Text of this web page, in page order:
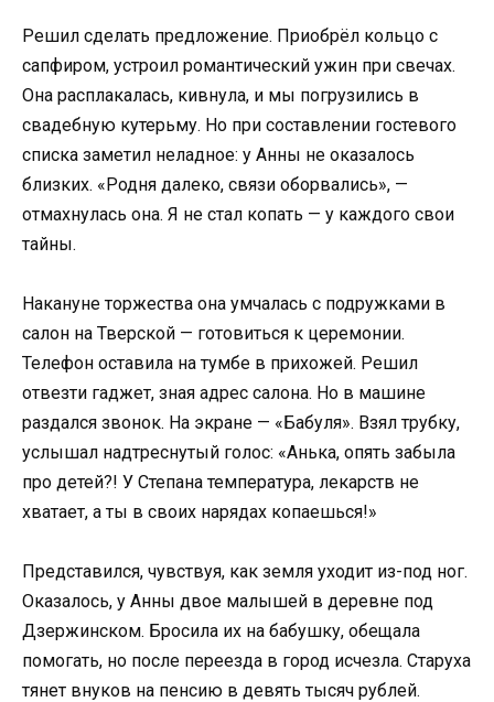
Решил сделать предложение. Приобрёл кольцо с
сапфиром, устроил романтический ужин при свечах.
Она расплакалась, кивнула, и мы погрузились в
свадебную кутерьму. Но при составлении гостевого
списка заметил неладное: у Анны не оказалось
близких. «Родня далеко, связи оборвались», —
отмахнулась она. Я не стал копать — у каждого свои
тайны.
Накануне торжества она умчалась с подружками в
салон на Тверской — готовиться к церемонии.
Телефон оставила на тумбе в прихожей. Решил
отвезти гаджет, зная адрес салона. Но в машине
раздался звонок. На экране — «Бабуля». Взял трубку,
услышал надтреснутый голос: «Анька, опять забыла
про детей?! У Степана температура, лекарств не
хватает, а ты в своих нарядах копаешься!»
Представился, чувствуя, как земля уходит из-под ног.
Оказалось, у Анны двое малышей в деревне под
Дзержинском. Бросила их на бабушку, обещала
помогать, но после переезда в город исчезла. Старуха
тянет внуков на пенсию в девять тысяч рублей.